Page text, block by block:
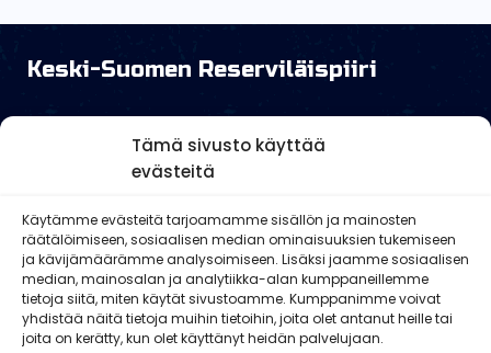
Tämä sivusto käyttää
evästeitä
Käytämme evästeitä tarjoamamme sisällön ja mainosten
räätälöimiseen, sosiaalisen median ominaisuuksien tukemiseen
ja kävijämäärämme analysoimiseen. Lisäksi jaamme sosiaalisen
median, mainosalan ja analytiikka-alan kumppaneillemme
tietoja siitä, miten käytät sivustoamme. Kumppanimme voivat
yhdistää näitä tietoja muihin tietoihin, joita olet antanut heille tai
joita on kerätty, kun olet käyttänyt heidän palvelujaan.
Keski-Suomen Reserviläispiiri
Keski-Suomen reserviläispiiri
Gummerruksenkatu 7
Laskutusosoite: talous@ksrespiirit.fi
40100 Jyväskylä